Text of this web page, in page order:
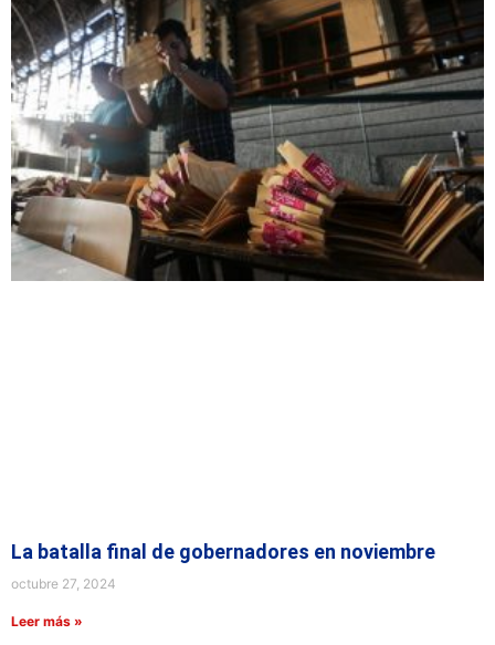
La batalla final de gobernadores en noviembre
octubre 27, 2024
Leer más »